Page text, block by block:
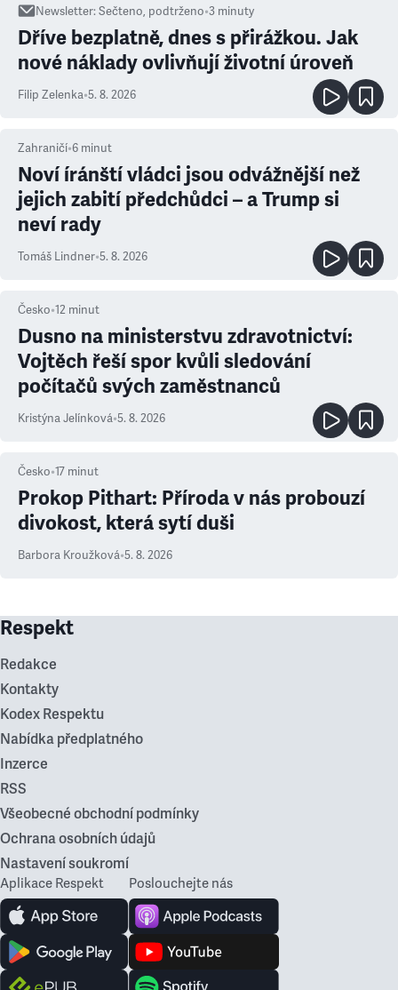
Newsletter:Sečteno, podtrženo•3 minuty
Dříve bezplatně, dnes s přirážkou. Jak
nové náklady ovlivňují životní úroveň
Filip Zelenka•5. 8. 2026
Zahraničí•6 minut
Noví íránští vládci jsou odvážnější než
jejich zabití předchůdci – a Trump si
neví rady
Tomáš Lindner•5. 8. 2026
Česko•12 minut
Dusno na ministerstvu zdravotnictví:
Vojtěch řeší spor kvůli sledování
počítačů svých zaměstnanců
Kristýna Jelínková•5. 8. 2026
Česko•17 minut
Prokop Pithart: Příroda v nás probouzí
divokost, která sytí duši
Barbora Kroužková•5. 8. 2026
Respekt
Redakce
Kontakty
Kodex Respektu
Nabídka předplatného
Inzerce
RSS
Všeobecné obchodní podmínky
Ochrana osobních údajů
Nastavení soukromí
Aplikace Respekt Poslouchejte nás